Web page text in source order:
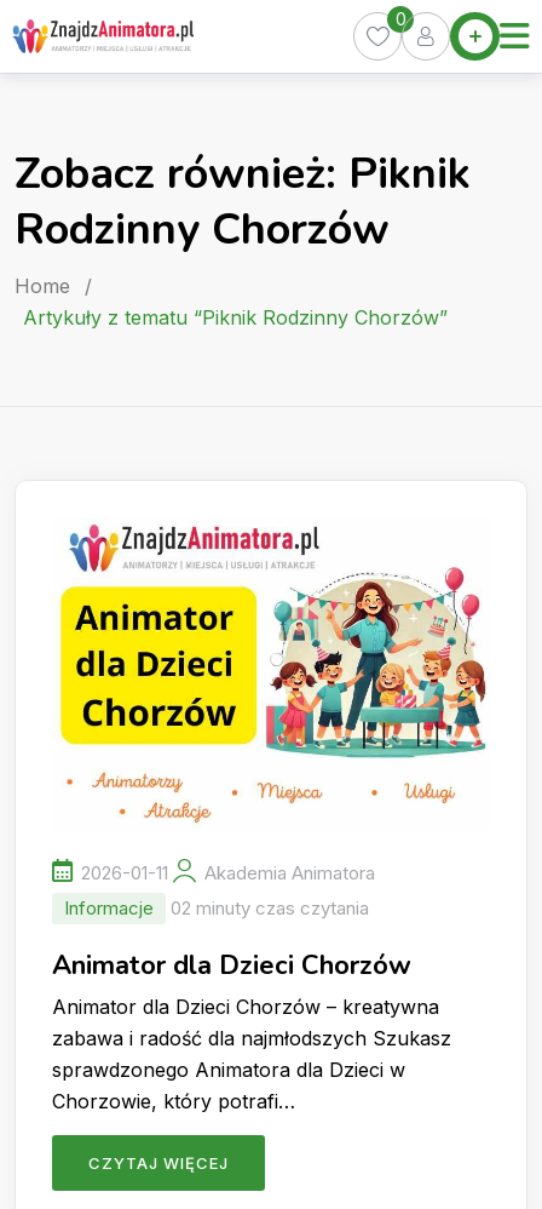
Skip
to
content
Home
Oferty
Pakiety
Kurs
Artykuły
0
Zobacz również: Piknik
Rodzinny Chorzów
Home
/
Artykuły z tematu “Piknik Rodzinny Chorzów”
2026-01-11
Akademia Animatora
Informacje
02 minuty czas czytania
Animator dla Dzieci Chorzów
Animator dla Dzieci Chorzów – kreatywna
zabawa i radość dla najmłodszych Szukasz
sprawdzonego Animatora dla Dzieci w
Chorzowie, który potrafi…
CZYTAJ WIĘCEJ